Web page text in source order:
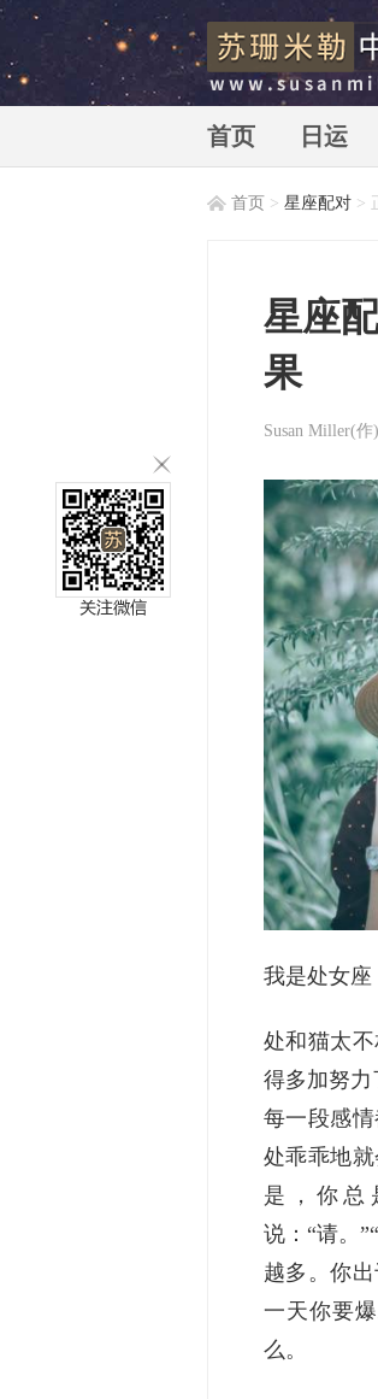
首页 日运
首页 > 星座配对 >
星座
果
Susan Miller(
我是处女
处和猫太
得多加努力
每一段感
处乖乖地
是，你总
说：“请。
越多。你
一天你要
么。